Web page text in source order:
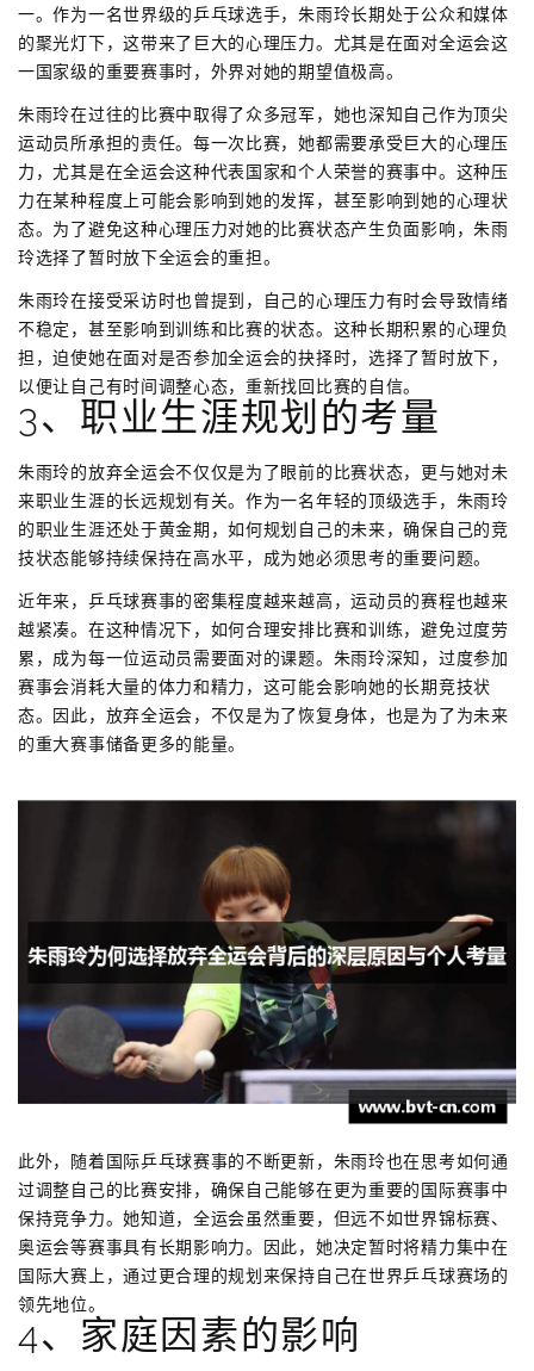
一。作为一名世界级的乒乓球选手，朱雨玲长期处于公众和媒体
的聚光灯下，这带来了巨大的心理压力。尤其是在面对全运会这
一国家级的重要赛事时，外界对她的期望值极高。
朱雨玲在过往的比赛中取得了众多冠军，她也深知自己作为顶尖
运动员所承担的责任。每一次比赛，她都需要承受巨大的心理压
力，尤其是在全运会这种代表国家和个人荣誉的赛事中。这种压
力在某种程度上可能会影响到她的发挥，甚至影响到她的心理状
态。为了避免这种心理压力对她的比赛状态产生负面影响，朱雨
玲选择了暂时放下全运会的重担。
朱雨玲在接受采访时也曾提到，自己的心理压力有时会导致情绪
不稳定，甚至影响到训练和比赛的状态。这种长期积累的心理负
担，迫使她在面对是否参加全运会的抉择时，选择了暂时放下，
以便让自己有时间调整心态，重新找回比赛的自信。
3、职业生涯规划的考量
朱雨玲的放弃全运会不仅仅是为了眼前的比赛状态，更与她对未
来职业生涯的长远规划有关。作为一名年轻的顶级选手，朱雨玲
的职业生涯还处于黄金期，如何规划自己的未来，确保自己的竞
技状态能够持续保持在高水平，成为她必须思考的重要问题。
近年来，乒乓球赛事的密集程度越来越高，运动员的赛程也越来
越紧凑。在这种情况下，如何合理安排比赛和训练，避免过度劳
累，成为每一位运动员需要面对的课题。朱雨玲深知，过度参加
赛事会消耗大量的体力和精力，这可能会影响她的长期竞技状
态。因此，放弃全运会，不仅是为了恢复身体，也是为了为未来
的重大赛事储备更多的能量。
此外，随着国际乒乓球赛事的不断更新，朱雨玲也在思考如何通
过调整自己的比赛安排，确保自己能够在更为重要的国际赛事中
保持竞争力。她知道，全运会虽然重要，但远不如世界锦标赛、
奥运会等赛事具有长期影响力。因此，她决定暂时将精力集中在
国际大赛上，通过更合理的规划来保持自己在世界乒乓球赛场的
领先地位。
4、家庭因素的影响